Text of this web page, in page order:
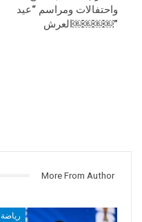
واحتفالات ومراسم “عيد
العرش￼￼￼￼”
More From Author
رياضة